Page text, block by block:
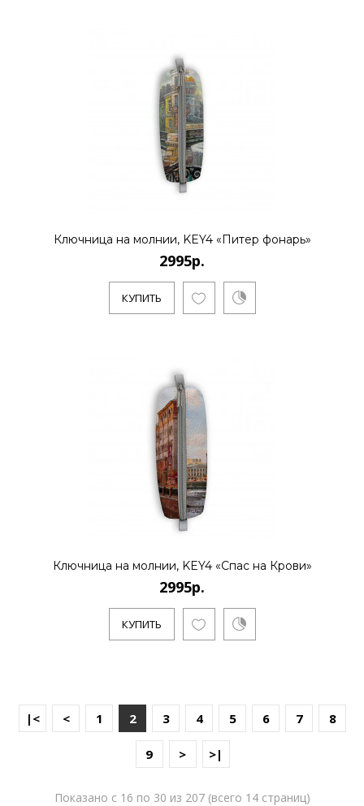
Ключница на молнии, KEY4 «Питер фонарь»
2995р.
КУПИТЬ
Ключница на молнии, KEY4 «Спас на Крови»
2995р.
КУПИТЬ
|< < 1 2 3 4 5 6 7 8
9 > >|
Показано с 16 по 30 из 207 (всего 14 страниц)